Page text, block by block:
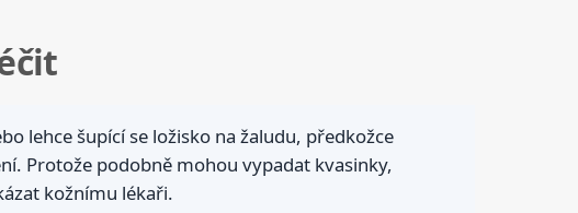
lehce šupící se ložisko na žaludu, předkožce
Protože podobně mohou vypadat kvasinky,
kožnímu lékaři.